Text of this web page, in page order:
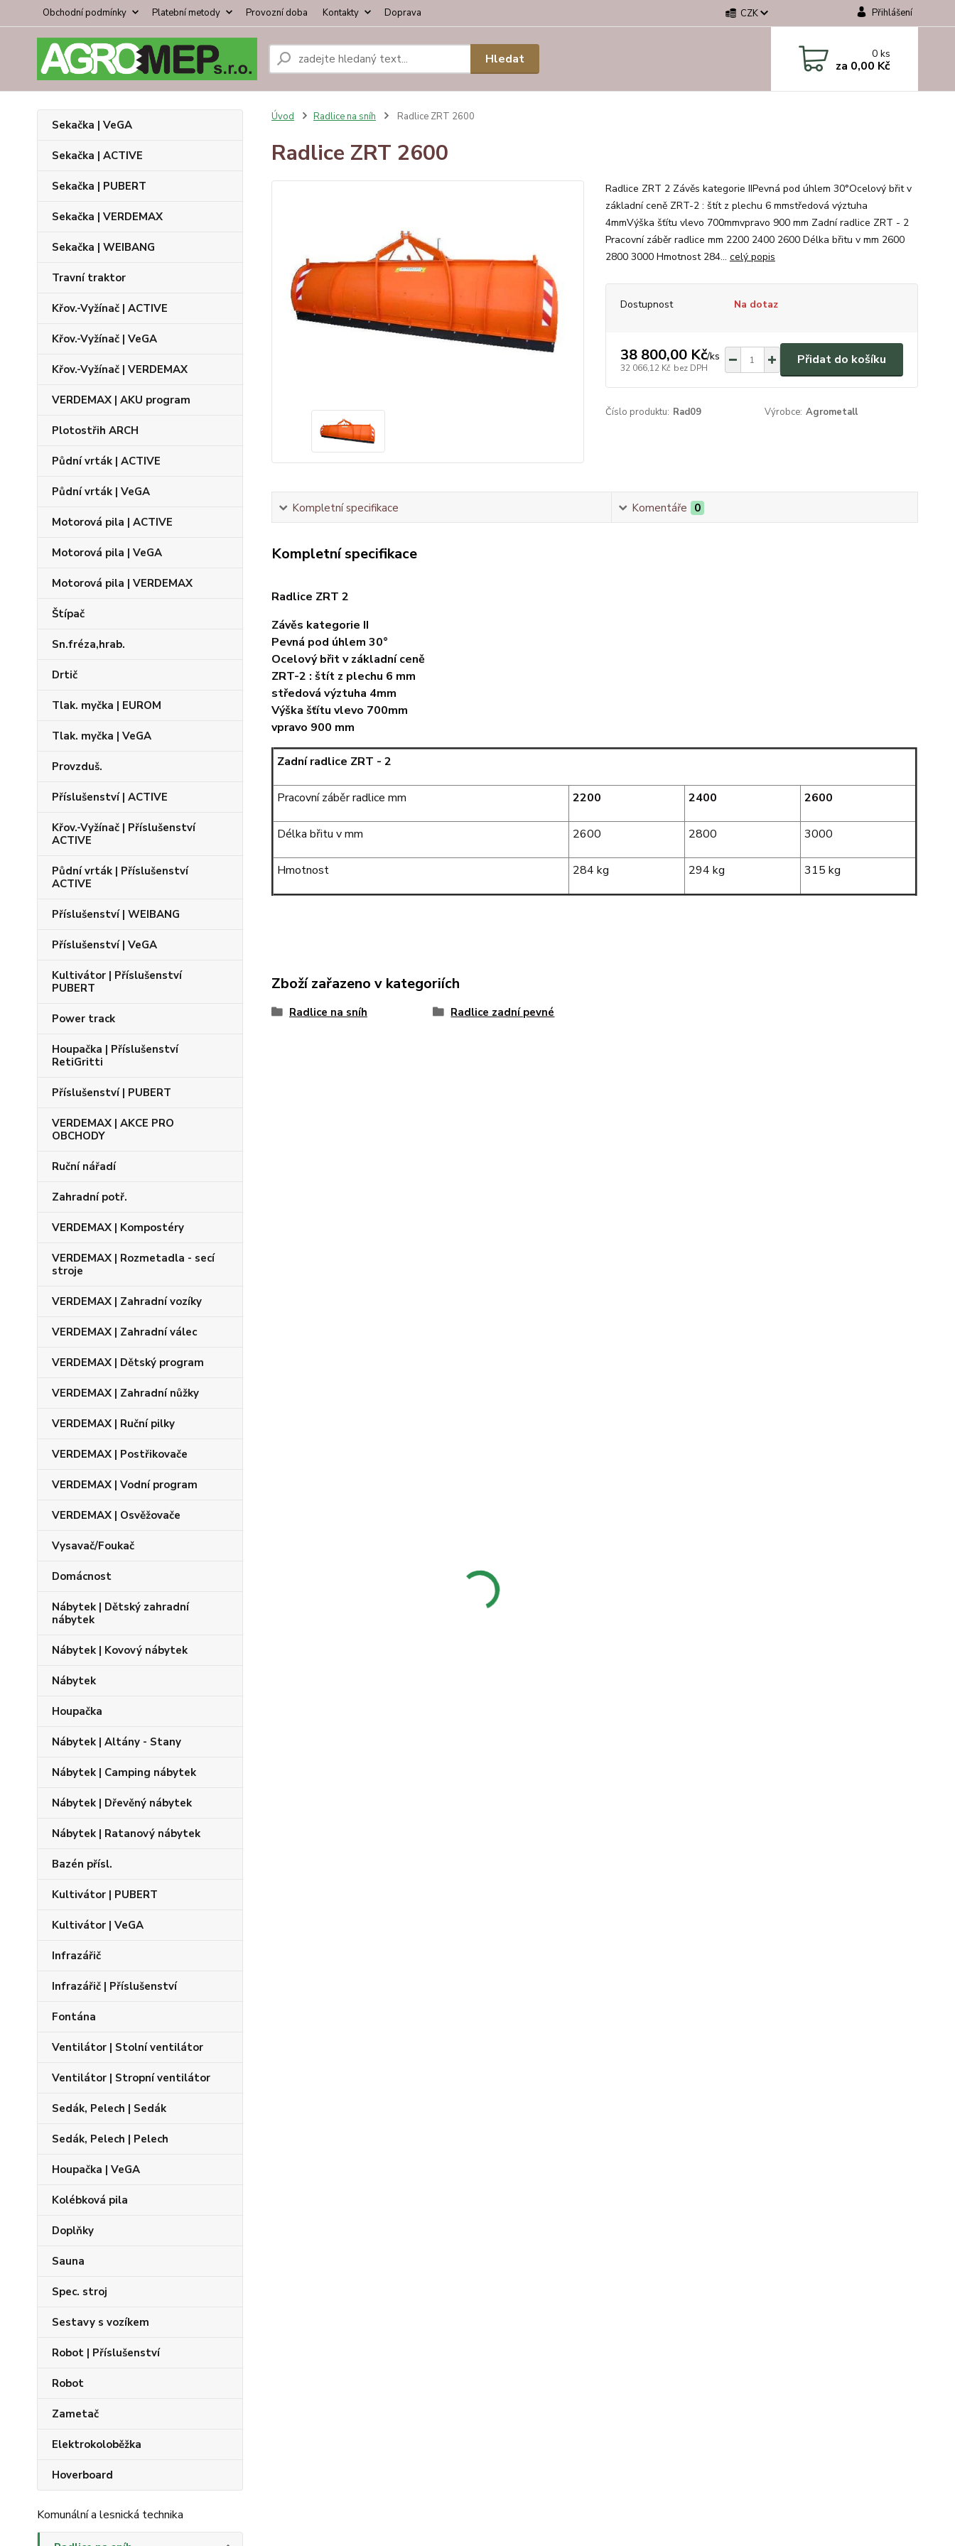
Obchodní podmínky Platební metody Provozní doba Kontakty Doprava CZK Přihlášení
Hledat 0ks
za 0,00 Kč
Sekačka | VeGA
Sekačka | ACTIVE
Sekačka | PUBERT
Sekačka | VERDEMAX
Sekačka | WEIBANG
Travní traktor
Křov.-Vyžínač | ACTIVE
Křov.-Vyžínač | VeGA
Křov.-Vyžínač | VERDEMAX
VERDEMAX | AKU program
Plotostřih ARCH
Půdní vrták | ACTIVE
Půdní vrták | VeGA
Motorová pila | ACTIVE
Motorová pila | VeGA
Motorová pila | VERDEMAX
Štípač
Sn.fréza,hrab.
Drtič
Tlak. myčka | EUROM
Tlak. myčka | VeGA
Provzduš.
Příslušenství | ACTIVE
Křov.-Vyžínač | Příslušenství
ACTIVE
Půdní vrták | Příslušenství
ACTIVE
Příslušenství | WEIBANG
Příslušenství | VeGA
Kultivátor | Příslušenství
PUBERT
Power track
Houpačka | Příslušenství
RetiGritti
Příslušenství | PUBERT
VERDEMAX | AKCE PRO
OBCHODY
Ruční nářadí
Zahradní potř.
VERDEMAX | Kompostéry
VERDEMAX | Rozmetadla - secí
stroje
VERDEMAX | Zahradní vozíky
VERDEMAX | Zahradní válec
VERDEMAX | Dětský program
VERDEMAX | Zahradní nůžky
VERDEMAX | Ruční pilky
VERDEMAX | Postřikovače
VERDEMAX | Vodní program
VERDEMAX | Osvěžovače
Vysavač/Foukač
Domácnost
Nábytek | Dětský zahradní
nábytek
Nábytek | Kovový nábytek
Nábytek
Houpačka
Nábytek | Altány - Stany
Nábytek | Camping nábytek
Nábytek | Dřevěný nábytek
Nábytek | Ratanový nábytek
Bazén přísl.
Kultivátor | PUBERT
Kultivátor | VeGA
Infrazářič
Infrazářič | Příslušenství
Fontána
Ventilátor | Stolní ventilátor
Ventilátor | Stropní ventilátor
Sedák, Pelech | Sedák
Sedák, Pelech | Pelech
Houpačka | VeGA
Kolébková pila
Doplňky
Sauna
Spec. stroj
Sestavy s vozíkem
Robot | Příslušenství
Robot
Zametač
Elektrokoloběžka
Hoverboard
Komunální a lesnická technika
Úvod Radlice na sníh Radlice ZRT 2600
Radlice ZRT 2600
Radlice ZRT 2 Závěs kategorie IIPevná pod úhlem 30°Ocelový břit v
základní ceně ZRT-2 : štít z plechu 6 mmstředová výztuha
4mmVýška šťítu vlevo 700mmvpravo 900 mm Zadní radlice ZRT - 2
Pracovní záběr radlice mm 2200 2400 2600 Délka břitu v mm 2600
2800 3000 Hmotnost 284... celý popis
Dostupnost Na dotaz
38 800,00 Kč/ks
32 066,12 Kč bez DPH
Přidat do košíku
Číslo produktu: Rad09 Výrobce: Agrometall
Kompletní specifikace Komentáře 0
Kompletní specifikace
Radlice ZRT 2
Závěs kategorie II
Pevná pod úhlem 30°
Ocelový břit v základní ceně
ZRT-2 : štít z plechu 6 mm
středová výztuha 4mm
Výška šťítu vlevo 700mm
vpravo 900 mm
Zadní radlice ZRT - 2
Pracovní záběr radlice mm 2200 2400 2600
Délka břitu v mm 2600 2800 3000
Hmotnost 284 kg 294 kg 315 kg
Zboží zařazeno v kategoriích
Radlice na sníh Radlice zadní pevné